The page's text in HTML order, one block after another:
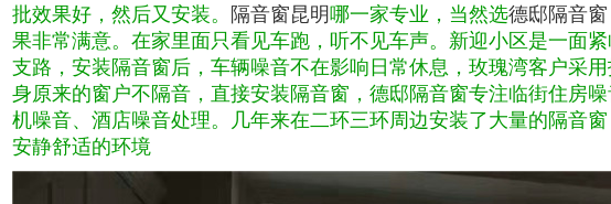
批效果好，然后又安装。
隔音窗昆明哪一家专业，当然选德邸隔音窗
果非常满意。在家里面只看见车跑，听不见车声。新迎小区是一面
支路，安装隔音窗后，车辆噪音不在影响日常休息，玫瑰湾客户采
身原来的窗户不隔音，直接安装隔音窗，德邸隔音窗专注临街住房
机噪音、酒店噪音处理。几年来在二环三环周边安装了大量的隔音
安静舒适的环境